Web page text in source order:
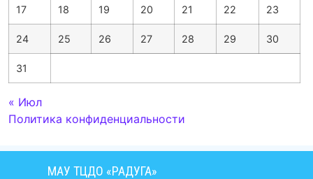
17 18 19 20 21 22 23
24 25 26 27 28 29 30
31
« Июл
Политика конфиденциальности
МАУ ТЦДО «РАДУГА»